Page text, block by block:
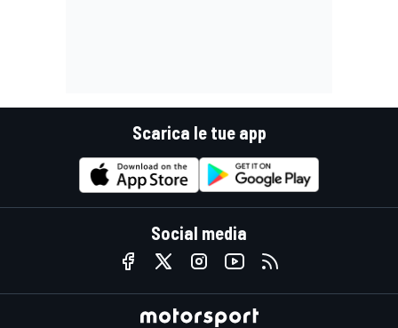
Scarica le tue app
Social media